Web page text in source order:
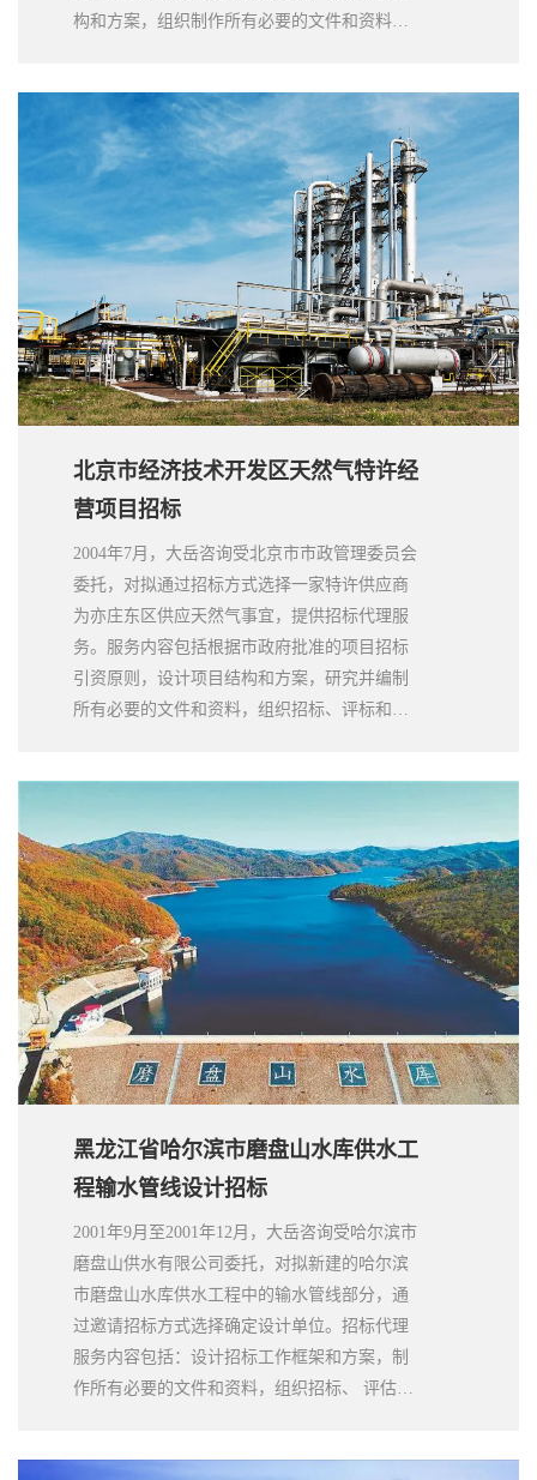
构和方案，组织制作所有必要的文件和资料，
询协助客户成功选择了供应商。
北京市经济技术开发区天然气特许经
营项目招标
2004年7月，大岳咨询受北京市市政管理委员会
委托，对拟通过招标方式选择一家特许供应商
为亦庄东区供应天然气事宜，提供招标代理服
务。服务内容包括根据市政府批准的项目招标
引资原则，设计项目结构和方案，研究并编制
所有必要的文件和资料，组织招标、评标和商
黑龙江省哈尔滨市磨盘山水库供水工
程输水管线设计招标
2001年9月至2001年12月，大岳咨询受哈尔滨市
磨盘山供水有限公司委托，对拟新建的哈尔滨
市磨盘山水库供水工程中的输水管线部分，通
过邀请招标方式选择确定设计单位。招标代理
服务内容包括：设计招标工作框架和方案，制
作所有必要的文件和资料，组织招标、 评估投